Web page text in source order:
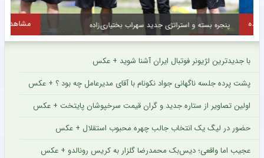
پنجره بسته و استراتژی جدید سهراب بختیاری‌زاده مشاهده
با جدیدترین لژیونر فوتبال ایران آشنا شوید + عکس
پشت پرده جلسه ناگهانی جواد نکونام با آقای مدیرعامل چه بود ؟ + عکس
اولین تصاویر از ستاره جدید و گران قیمت سرخپوشان پایتخت + عکس
حضور در لیگ یک انتخاب جالب چهره محبوب استقلال + عکس
عجیب اما واقعی؛ دیس‌بک محمدرضا گلزار به کریس رونالدو + عکس